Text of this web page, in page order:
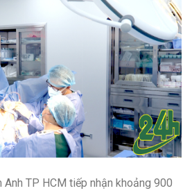
Anh TP HCM tiếp nhận khoảng 900